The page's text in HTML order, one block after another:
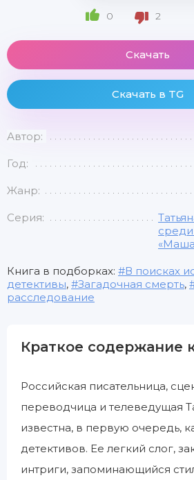
0 2
Скачать
Скачать в TG
Автор:
Год:
Жанр:
Серия:
Книга в подборках: В поисках
детективы, Загадочная смерть,
расследование
Краткое содержание
Российская писательница,
переводчица и телеведущая
известна, в первую очередь,
детективов. Ее легкий слог,
интриги, запоминающийся